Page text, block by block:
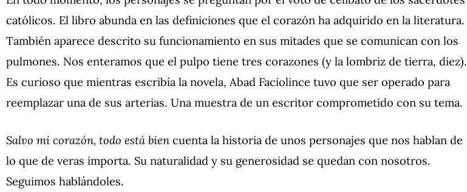
católicos. El libro abunda en las definiciones que el corazón ha adquirido en la literatura.
También aparece descrito su funcionamiento en sus mitades que se comunican con los
pulmones. Nos enteramos que el pulpo tiene tres corazones (y la lombriz de tierra, diez).
Es curioso que mientras escribía la novela, Abad Faciolince tuvo que ser operado para
reemplazar una de sus arterias. Una muestra de un escritor comprometido con su tema.
Salvo mi corazón, todo está bien cuenta la historia de unos personajes que nos hablan de
lo que de veras importa. Su naturalidad y su generosidad se quedan con nosotros.
Seguimos hablándoles.